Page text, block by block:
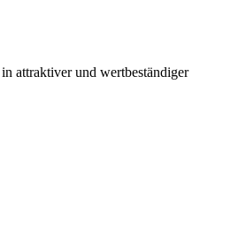
attraktiver und wertbeständiger